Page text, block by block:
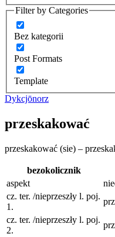
Filter by Categories
Bez kategorii
Post Formats
Template
Dykcjōnorz
przeskakować
przeskakować (sie) –
bezokolicznik
aspekt
cz. ter. /nieprzeszły l. poj.
1.
cz. ter. /nieprzeszły l. poj.
2.